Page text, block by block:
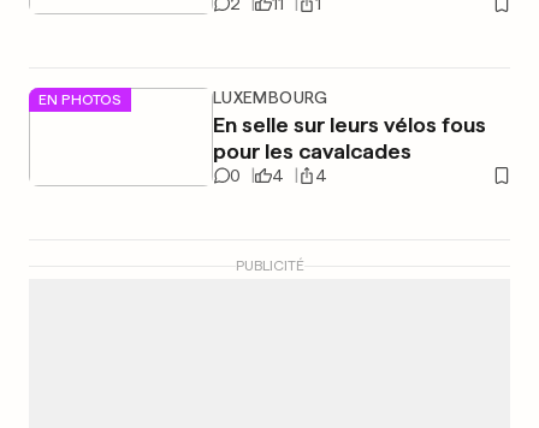
EN PHOTOS LUXEMBOURG
En selle sur leurs vélos fous
pour les cavalcades
0 4 4
PUBLICITÉ